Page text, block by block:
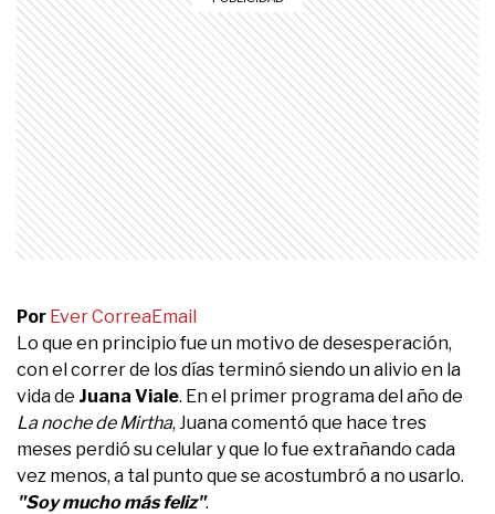
Por Ever CorreaEmail
Lo que en principio fue un motivo de desesperación,
con el correr de los días terminó siendo un alivio en la
vida de Juana Viale. En el primer programa del año de
La noche de Mirtha, Juana comentó que hace tres
meses perdió su celular y que lo fue extrañando cada
vez menos, a tal punto que se acostumbró a no usarlo.
"Soy mucho más feliz".